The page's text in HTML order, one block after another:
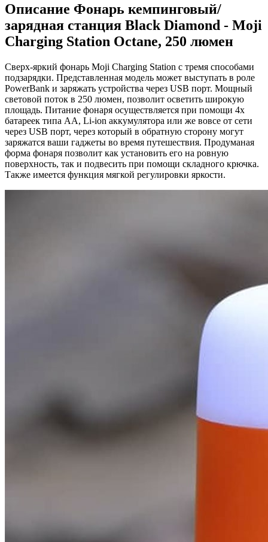
Описание Фонарь кемпинговый/
зарядная станция Black Diamond - Moji
Charging Station Octane, 250 люмен
Сверх-яркий фонарь Moji Charging Station с тремя способами
подзарядки. Представленная модель может выступать в роле
PowerBank и заряжать устройства через USB порт. Мощный
световой поток в 250 люмен, позволит осветить широкую
площадь. Питание фонаря осуществляется при помощи 4х
батареек типа АА, Li-ion аккумулятора или же вовсе от сети
через USB порт, через который в обратную сторону могут
заряжатся ваши гаджеты во время путешествия. Продуманая
форма фонаря позволит как установить его на ровную
поверхность, так и подвесить при помощи складного крючка.
Также имеется функция мягкой регулировки яркости.